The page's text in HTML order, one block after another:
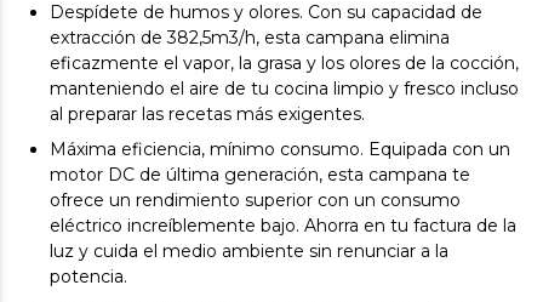
Despídete de humos y olores. Con su capacidad de
extracción de 382,5m3/h, esta campana elimina
eficazmente el vapor, la grasa y los olores de la cocción,
manteniendo el aire de tu cocina limpio y fresco incluso
al preparar las recetas más exigentes.
Máxima eficiencia, mínimo consumo. Equipada con un
motor DC de última generación, esta campana te
ofrece un rendimiento superior con un consumo
eléctrico increíblemente bajo. Ahorra en tu factura de la
luz y cuida el medio ambiente sin renunciar a la
potencia.